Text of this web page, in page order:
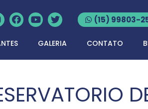
(15) 99803-
GALERIA CONTATO